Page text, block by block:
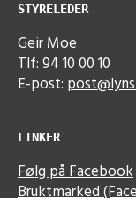
STYRELEDER
Geir Moe
Tlf: 94 10 00 10
E-post:
LINKER
Følg på Facebook
Bruktmarked